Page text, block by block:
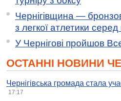
Чернігівщина —
з легкої атлетики серед
У Чернігові пройшов
ОСТАННІ НОВИНИ
Чернігівська громада стала
17:17